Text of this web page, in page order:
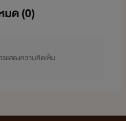
มด (0)
รแสดงความคิดเห็น